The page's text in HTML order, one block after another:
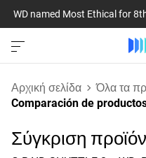
WD named Most Ethical for
Αρχική σελίδα
Όλα τα
Comparación de
Σύγκριση